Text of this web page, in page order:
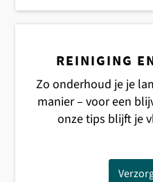
REINIGING
Zo onderhoud je je
manier – voor een
onze tips blijft je